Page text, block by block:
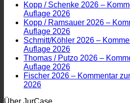
Kopp / Schenke 2026 –
Auflage 2026
Kopp / Ramsauer 2026 –
Auflage 2026
Schmitt/Köhler 2026 –
Auflage 2026
Thomas / Putzo 2026 –
Auflage 2026
Fischer 2026 – Kommentar
2026